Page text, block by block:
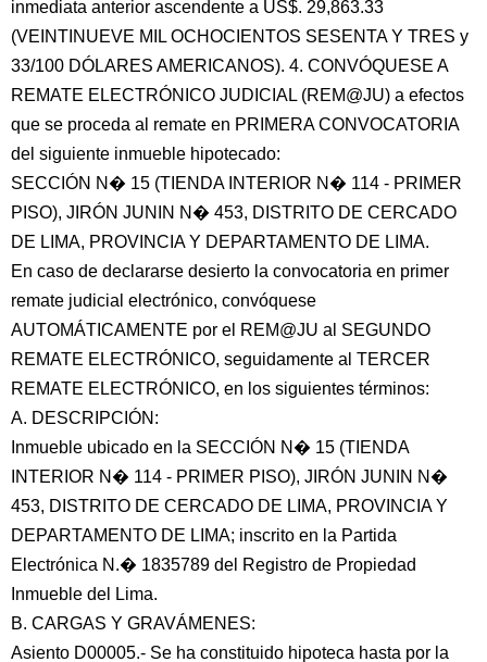
inmediata anterior ascendente a US$. 29,863.33
(VEINTINUEVE MIL OCHOCIENTOS SESENTA Y TRES y
33/100 DÓLARES AMERICANOS). 4. CONVÓQUESE A
REMATE ELECTRÓNICO JUDICIAL (REM@JU) a efectos
que se proceda al remate en PRIMERA CONVOCATORIA
del siguiente inmueble hipotecado:
SECCIÓN N� 15 (TIENDA INTERIOR N� 114 - PRIMER
PISO), JIRÓN JUNIN N� 453, DISTRITO DE CERCADO
DE LIMA, PROVINCIA Y DEPARTAMENTO DE LIMA.
En caso de declararse desierto la convocatoria en primer
remate judicial electrónico, convóquese
AUTOMÁTICAMENTE por el REM@JU al SEGUNDO
REMATE ELECTRÓNICO, seguidamente al TERCER
REMATE ELECTRÓNICO, en los siguientes términos:
A. DESCRIPCIÓN:
Inmueble ubicado en la SECCIÓN N� 15 (TIENDA
INTERIOR N� 114 - PRIMER PISO), JIRÓN JUNIN N�
453, DISTRITO DE CERCADO DE LIMA, PROVINCIA Y
DEPARTAMENTO DE LIMA; inscrito en la Partida
Electrónica N.� 1835789 del Registro de Propiedad
Inmueble del Lima.
B. CARGAS Y GRAVÁMENES:
Asiento D00005.- Se ha constituido hipoteca hasta por la